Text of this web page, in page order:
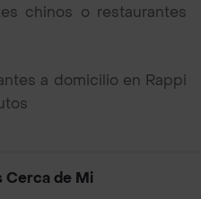
chinos o restaurantes
a domicilio en Rappi
Cerca de Mi